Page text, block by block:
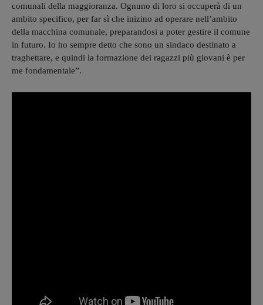
comunali della maggioranza. Ognuno di loro si occuperà di un
ambito specifico, per far sì che inizino ad operare nell’ambito
della macchina comunale, preparandosi a poter gestire il comune
in futuro. Io ho sempre detto che sono un sindaco destinato a
traghettare, e quindi la formazione dei ragazzi più giovani è per
me fondamentale”.